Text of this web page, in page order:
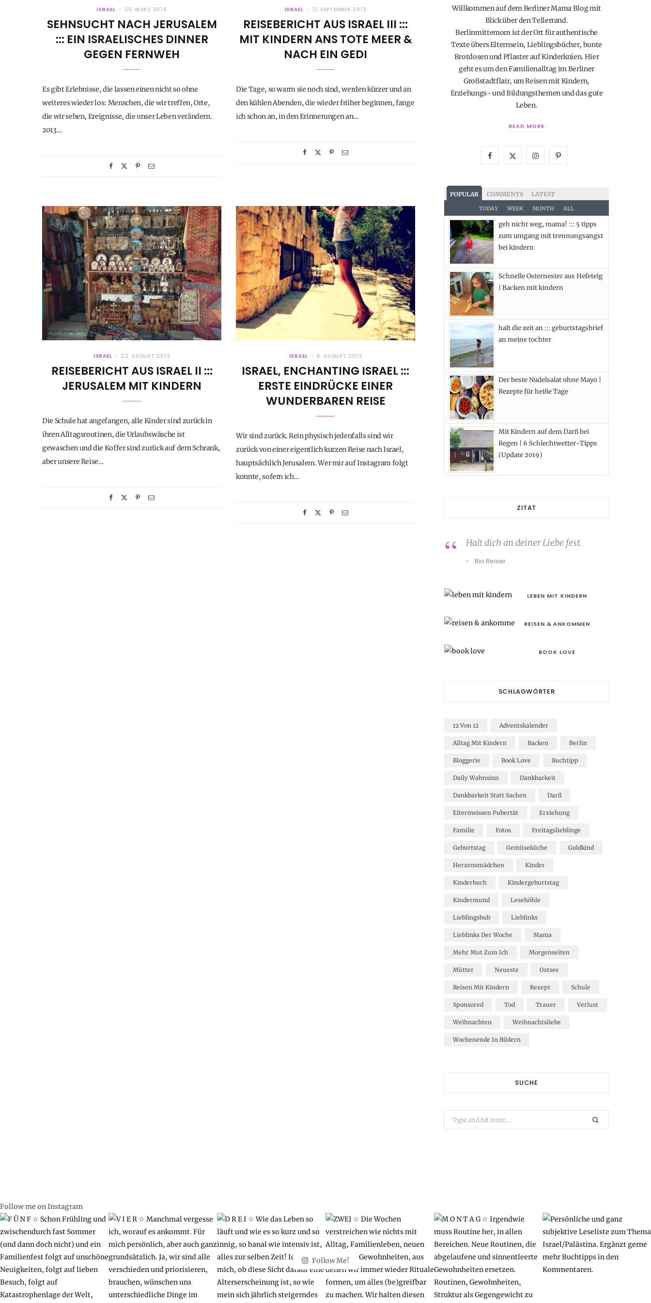
ISRAEL 25. MÄRZ 2014
SEHNSUCHT NACH JERUSALEM
::: EIN ISRAELISCHES DINNER
GEGEN FERNWEH
Es gibt Erlebnisse, die lassen einen nicht so ohne
weiteres wieder los: Menschen, die wir treffen, Orte,
die wir sehen, Ereignisse, die unser Leben verändern.
2013…
ISRAEL 11. SEPTEMBER 2013
REISEBERICHT AUS ISRAEL III :::
MIT KINDERN ANS TOTE MEER &
NACH EIN GEDI
Die Tage, so warm sie noch sind, werden kürzer und an
den kühlen Abenden, die wieder früher beginnen, fange
ich schon an, in den Erinnerungen an…
ISRAEL 22. AUGUST 2013
REISEBERICHT AUS ISRAEL II :::
JERUSALEM MIT KINDERN
Die Schule hat angefangen, alle Kinder sind zurück in
ihren Alltagsroutinen, die Urlaubswäsche ist
gewaschen und die Koffer sind zurück auf dem Schrank,
aber unsere Reise…
ISRAEL 5. AUGUST 2013
ISRAEL, ENCHANTING ISRAEL :::
ERSTE EINDRÜCKE EINER
WUNDERBAREN REISE
Wir sind zurück. Rein physisch jedenfalls sind wir
zurück von einer eigentlich kurzen Reise nach Israel,
hauptsächlich Jerusalem. Wer mir auf Instagram folgt
konnte, sofern ich…
Willkommen auf dem Berliner Mama Blog mit
Blick über den Tellerrand.
Berlinmittemom ist der Ort für authentische
Texte übers Elternsein, Lieblingsbücher, bunte
Brotdosen und Pflaster auf Kinderknien. Hier
geht es um den Familienalltag im Berliner
Großstadtflair, um Reisen mit Kindern,
Erziehungs- und Bildungsthemen und das gute
Leben.
READ MORE
c
e
b
o
o
k
T
w
i
t
e
I
s
t
a
a
P
e
s
POPULAR COMMENTS LATEST
TODAY WEEK MONTH ALL
geh nicht weg, mama! ::: 5 tipps
zum umgang mit trennungsangst
bei kindern
Schnelle Osternester aus Hefeteig
| Backen mit kindern
halt die zeit an ::: geburtstagsbrief
an meine tochter
Der beste Nudelsalat ohne Mayo |
Rezepte für heiße Tage
Mit Kindern auf dem Darß bei
Regen | 6 Schlechtwetter-Tipps
(Update 2019)
ZITAT
Halt dich an deiner Liebe fest.
Rio Reiser
LEBEN MIT KINDERN
REISEN & ANKOMMEN
BOOK LOVE
SCHLAGWÖRTER
12 Von 12 Adventskalender
Alltag Mit Kindern Backen Berlin
Bloggerie Book Love Buchtipp
Daily Wahnsinn Dankbarkeit
Dankbarkeit Statt Sachen Darß
Elternwissen Pubertät Erziehung
Familie Fotos Freitagslieblinge
Geburtstag Gemüseküche Goldkind
Herzensmädchen Kinder
Kinderbuch Kindergeburtstag
Kindermund Lesehöhle
Lieblingsbub Lieblinks
Lieblinks Der Woche Mama
Mehr Mut Zum Ich Morgenseiten
Mütter Neueste Ostsee
Reisen Mit Kindern Rezept Schule
Sponsored Tod Trauer Verlust
Weihnachten Weihnachtsliebe
Wochenende In Bildern
SUCHE
Search
for:
Follow me on Instagram
Follow Me!